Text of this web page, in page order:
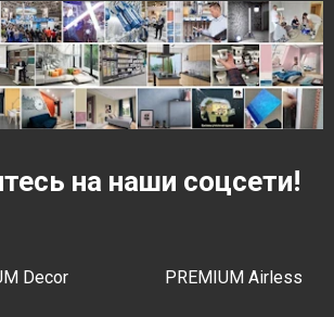
на наши соцсети!
Decor PREMIUM Airless